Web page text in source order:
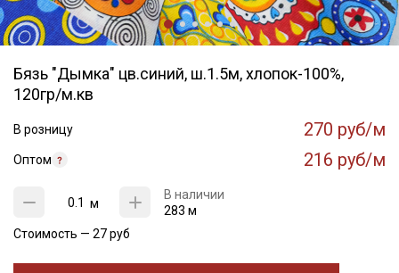
Бязь "Дымка" цв.синий, ш.1.5м, хлопок-100%,
120гр/м.кв
В розницу 270 руб/м
Оптом 216 руб/м
м
В наличии
283 м
Стоимость — 27руб